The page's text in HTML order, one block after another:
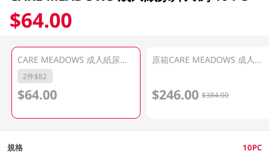
$64.00
CARE MEADOWS 成人紙尿片大碼 10 PC
2件$82
$64.00
原箱CARE MEADOWS 成人紙尿片大碼 6x10 PC
$246.00 $384.00
規格 10PC